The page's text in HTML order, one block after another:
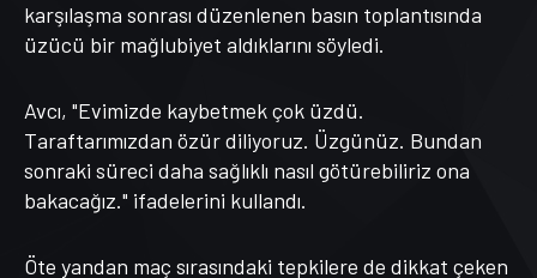
karşılaşma sonrası düzenlenen basın toplantısında
üzücü bir mağlubiyet aldıklarını söyledi.
Avcı, "Evimizde kaybetmek çok üzdü.
Taraftarımızdan özür diliyoruz. Üzgünüz. Bundan
sonraki süreci daha sağlıklı nasıl götürebiliriz ona
bakacağız." ifadelerini kullandı.
Öte yandan maç sırasındaki tepkilere de dikkat çeken